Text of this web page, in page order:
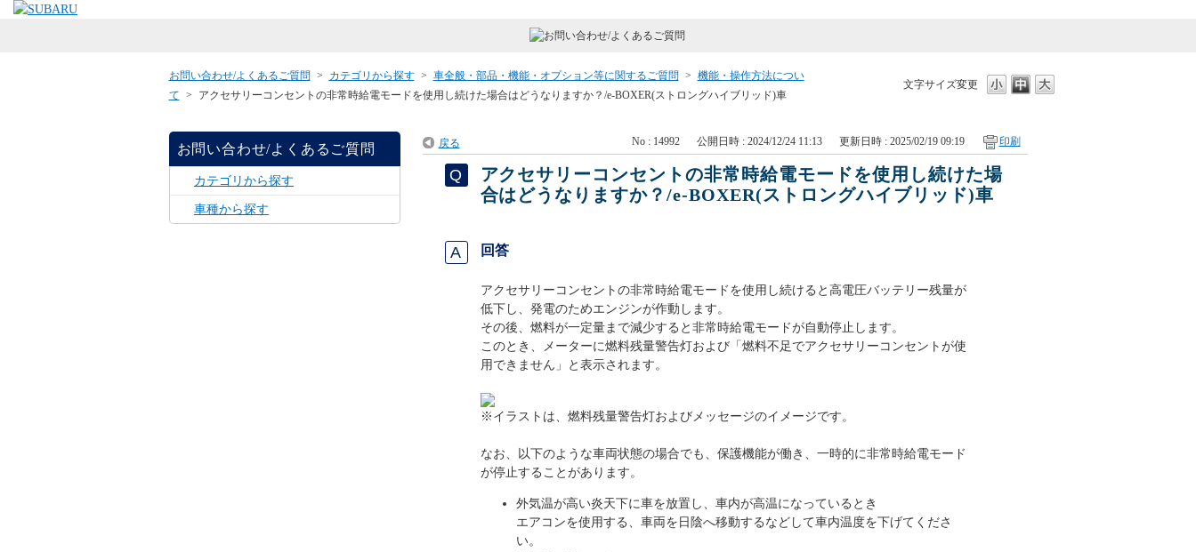
文字サイズ変更
お問い合わせ/よくあるご質問 > カテゴリから探す > 車全般・部品・機能・オプション等に関するご質問 > 機能・操作方法につい
て > アクセサリーコンセントの非常時給電モードを使用し続けた場合はどうなりますか？/e-BOXER(ストロングハイブリッド)車
お問い合わせ/よくあるご質問
カテゴリから探す
車種から探す
戻る No : 14992 公開日時 : 2024/12/24 11:13 更新日時 : 2025/02/19 09:19 印刷
アクセサリーコンセントの非常時給電モードを使用し続けた場
合はどうなりますか？/e-BOXER(ストロングハイブリッド)車
回答
アクセサリーコンセントの非常時給電モードを使用し続けると高電圧バッテリー残量が
低下し、発電のためエンジンが作動します。
その後、燃料が一定量まで減少すると非常時給電モードが自動停止します。
このとき、メーターに燃料残量警告灯および「燃料不足でアクセサリーコンセントが使
用できません」と表示されます。
※イラストは、燃料残量警告灯およびメッセージのイメージです。
なお、以下のような車両状態の場合でも、保護機能が働き、一時的に非常時給電モード
が停止することがあります。
外気温が高い炎天下に車を放置し、車内が高温になっているとき
エアコンを使用する、車両を日陰へ移動するなどして車内温度を下げてくださ
い。